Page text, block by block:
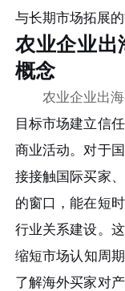
与长期市场拓展的
农业企业出
概念
农业企业出
目标市场建立信
商业活动。对于
接接触国际买家
的窗口，能在短
行业关系建设。
缩短市场认知周
了解海外买家对